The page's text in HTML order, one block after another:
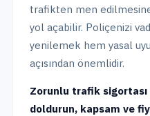
trafikten men
yol açabilir. Poliçenizi
yenilemek hem yasal
açısından önemlidir.
Zorunlu trafik
doldurun, kapsam ve